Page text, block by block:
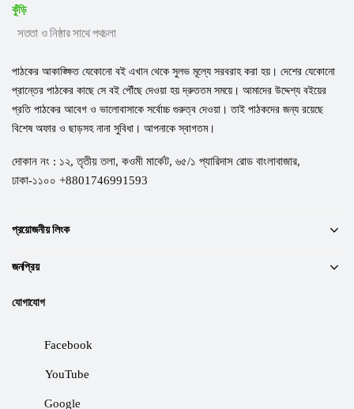
কুঁড়ি
সততা ও নিষ্ঠার সাথে পথচলা
পাঠকের আকাঙ্ক্ষিত যেকোনো বই এখান থেকে সুলভ মূল্যে সরবরাহ করা হয়। দেশের যেকোনো
প্রান্তের পাঠকের কাছে সে বই পৌঁছে দেওয়া হয় দ্রুততম সময়ে। আমাদের উদ্দেশ্য বইয়ের
প্রতি পাঠকের আবেগ ও ভালোবাসাকে সর্বোচ্চ গুরুত্ব দেওয়া। তাই পাঠকদের জন্য রয়েছে
বিশেষ অফার ও ছাড়সহ নানা সুবিধা। আপনাকে স্বাগতম।
দোকান নং : ১২, তৃতীয় তলা, কওমী মার্কেট, ৬৫/১ প্যারিদাস রোড বাংলাবাজার,
ঢাকা-১১০০ +8801746991593
প্রয়োজনীয় লিংক
জনপ্রিয়
যোগাযোগ
Facebook
YouTube
Google